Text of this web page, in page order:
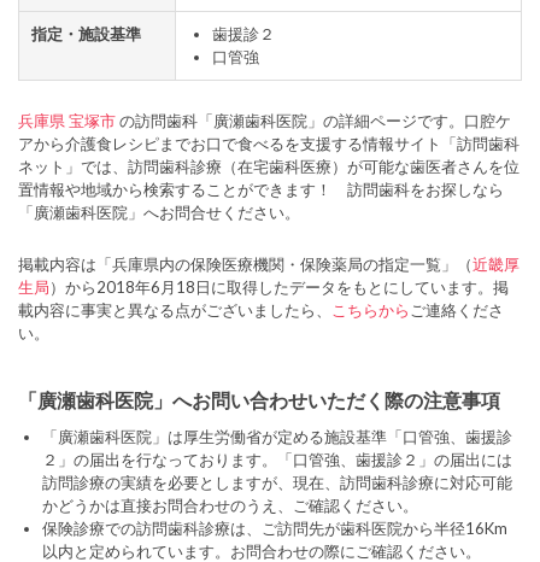
指定・施設基準
歯援診２
口管強
兵庫県 宝塚市の訪問歯科「廣瀬歯科医院」の詳細ページです。口腔ケ
アから介護食レシピまでお口で食べるを支援する情報サイト「訪問歯科
ネット」では、訪問歯科診療（在宅歯科医療）が可能な歯医者さんを位
置情報や地域から検索することができます！ 訪問歯科をお探しなら
「廣瀬歯科医院」へお問合せください。
掲載内容は「兵庫県内の保険医療機関・保険薬局の指定一覧」（近畿厚
生局）から2018年6月18日に取得したデータをもとにしています。掲
載内容に事実と異なる点がございましたら、
こちらから ご連絡くださ
い。
「廣瀬歯科医院」へお問い合わせいただく際の注意事項
「廣瀬歯科医院」は厚生労働省が定める施設基準「口管強、歯援診
２」の届出を行なっております。「口管強、歯援診２」の届出には
訪問診療の実績を必要としますが、現在、訪問歯科診療に対応可能
かどうかは直接お問合わせのうえ、ご確認ください。
保険診療での訪問歯科診療は、ご訪問先が歯科医院から半径16Km
以内と定められています。お問合わせの際にご確認ください。